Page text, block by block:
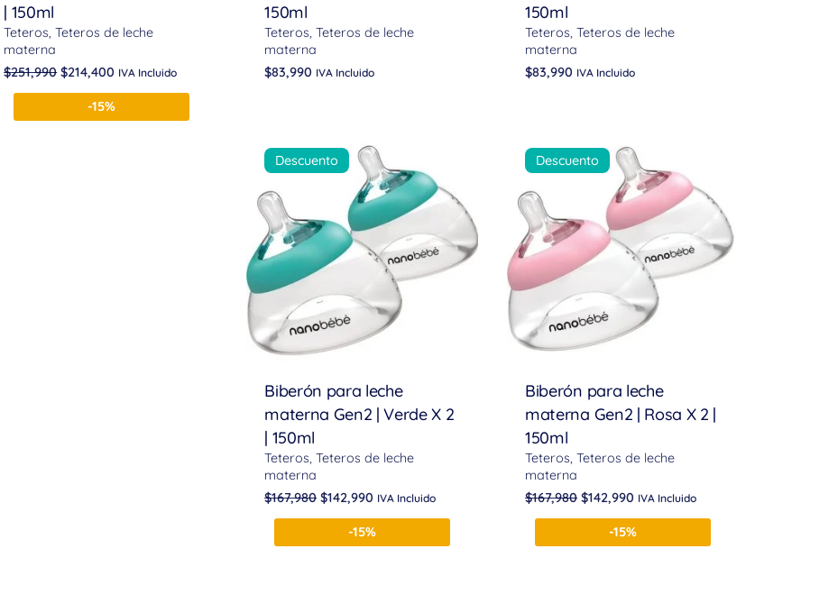
| 150ml
Teteros Teteros de leche
materna
$251,990 $214,400 IVA Incluido
-15%
150ml
Teteros Teteros de leche
materna
$83,990 IVA Incluido
150ml
Teteros Teteros de leche
materna
$83,990 IVA Incluido
Descuento
Biberón para leche
materna Gen2 | Verde X 2
| 150ml
Teteros Teteros de leche
materna
$167,980 $142,990 IVA Incluido
-15%
Descuento
Biberón para leche
materna Gen2 | Rosa X 2 |
150ml
Teteros Teteros de leche
materna
$167,980 $142,990 IVA Incluido
-15%